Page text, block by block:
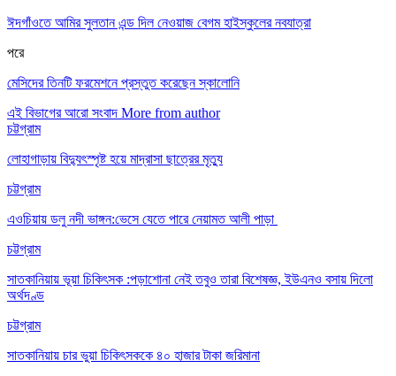
ঈদগাঁওতে আমির সুলতান এন্ড দিল নেওয়াজ বেগম হাইস্কুলের নবযাত্রা
পরে
মেসিদের তিনটি ফরমেশনে প্রস্তুত করেছেন স্কালোনি
এই বিভাগের আরো সংবাদ More from author
চট্টগ্রাম
লোহাগাড়ায় বিদ্যুৎস্পৃষ্ট হয়ে মাদ্রাসা ছাত্রের মৃত্যু
চট্টগ্রাম
এওচিয়ায় ডলু নদী ভাঙ্গন:ভেসে যেতে পারে নেয়ামত আলী পাড়া
চট্টগ্রাম
সাতকানিয়ায় ভূয়া চিকিৎসক :পড়াশোনা নেই তবুও তারা বিশেষজ্ঞ, ইউএনও বসায় দিলো
অর্থদণ্ড
চট্টগ্রাম
সাতকানিয়ায় চার ভুয়া চিকিৎসককে ৪০ হাজার টাকা জরিমানা